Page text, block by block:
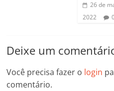
26 de
2022
Deixe um
Você precisa fazer o login
comentário.